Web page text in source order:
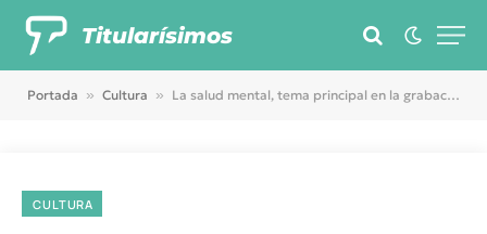
Titularísimos
Portada » Cultura » La salud mental, tema principal en la grabación de un podcast en Los Realejos
CULTURA